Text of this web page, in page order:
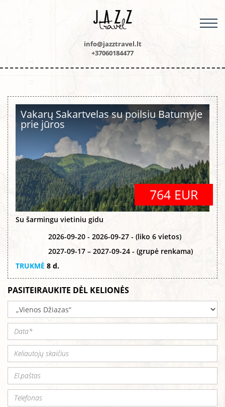
info@jazztravel.lt
+37060184477
Vakarų Sakartvelas su poilsiu Batumyje
prie jūros
764 EUR
Su šarmingu vietiniu gidu
2026-09-20 - 2026-09-27 - (liko 6 vietos)
2027-09-17 – 2027-09-24 - (grupė renkama)
TRUKMĖ 8 d.
PASITEIRAUKITE DĖL KELIONĖS